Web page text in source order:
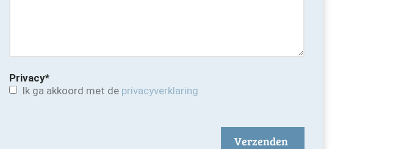
Privacy*
Ik ga akkoord met de privacyverklaring
Verzenden